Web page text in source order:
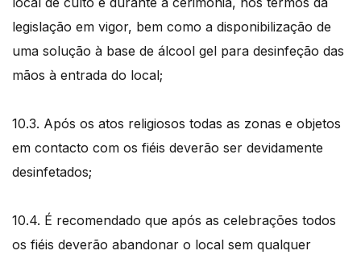
legislação em vigor, bem como a disponibilização de
uma solução à base de álcool gel para desinfeção das
mãos à entrada do local;
10.3. Após os atos religiosos todas as zonas e objetos
em contacto com os fiéis deverão ser devidamente
desinfetados;
10.4. É recomendado que após as celebrações todos
os fiéis deverão abandonar o local sem qualquer